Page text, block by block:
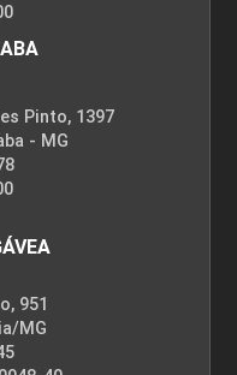
Pinto, 1397
- MG
951
MG